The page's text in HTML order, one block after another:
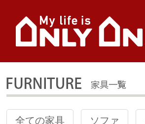
全ての家具 ソファ